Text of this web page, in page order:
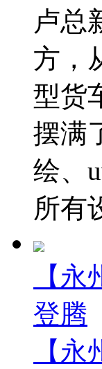
卢总
方，
型货
摆满
绘、
所有
【
登腾
【